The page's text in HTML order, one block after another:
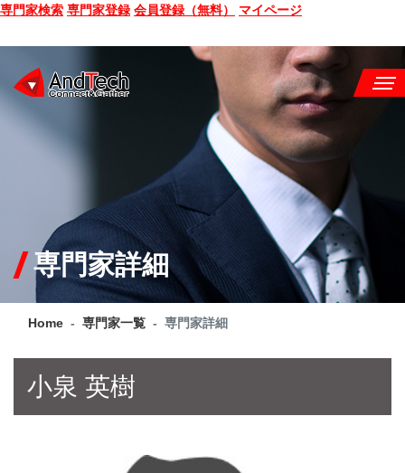
専門家検索 専門家登録 会員登録（無料） マイページ
CONSULTING
SERVICE
COMPANY
Q&A
専門家詳細
Home 専門家一覧 専門家詳細
小泉 英樹